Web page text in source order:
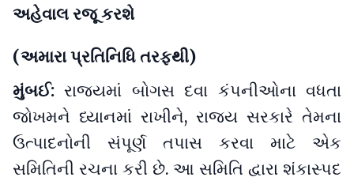
અહેવાલ રજૂ કરશે
(અમારા પ્રતિનિધિ તરફથી)
મુંબઈ: રાજ્યમાં બોગસ દવા કંપનીઓના વધતા
જોખમને ધ્યાનમાં રાખીને, રાજ્ય સરકારે તેમના
ઉત્પાદનોની સંપૂર્ણ તપાસ કરવા માટે એક
સમિતિની રચના કરી છે. આ સમિતિ દ્વારા શંકાસ્પદ